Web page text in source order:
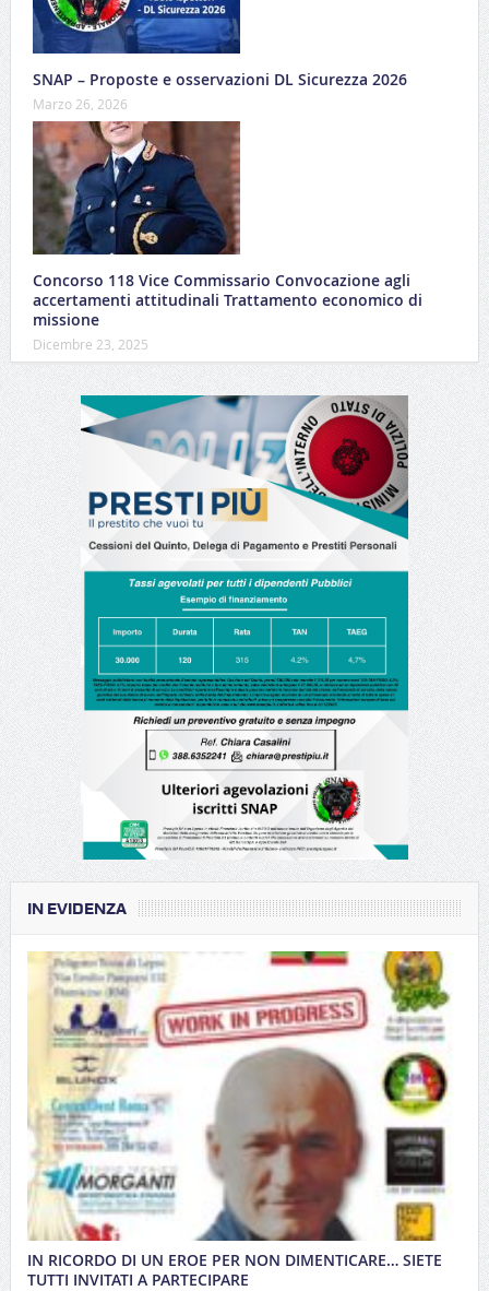
SNAP – Proposte e osservazioni DL Sicurezza 2026
Marzo 26, 2026
Concorso 118 Vice Commissario Convocazione agli
accertamenti attitudinali Trattamento economico di
missione
Dicembre 23, 2025
IN EVIDENZA
IN RICORDO DI UN EROE PER NON DIMENTICARE… SIETE
TUTTI INVITATI A PARTECIPARE